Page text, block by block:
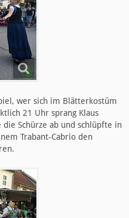
wer sich im Blätterkostüm
21 Uhr sprang Klaus
Schürze ab und schlüpfte in
Trabant-Cabrio den